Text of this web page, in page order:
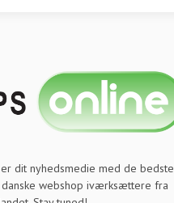
dit nyhedsmedie med de bedste
webshop iværksættere fra